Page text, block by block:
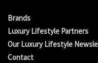
Brands
Luxury Lifestyle Partners
Our Luxury Lifestyle
Contact